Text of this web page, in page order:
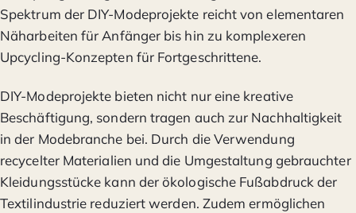
Spektrum der DIY-Modeprojekte reicht von elementaren
Näharbeiten für Anfänger bis hin zu komplexeren
Upcycling-Konzepten für Fortgeschrittene.
DIY-Modeprojekte bieten nicht nur eine kreative
Beschäftigung, sondern tragen auch zur Nachhaltigkeit
in der Modebranche bei. Durch die Verwendung
recycelter Materialien und die Umgestaltung gebrauchter
Kleidungsstücke kann der ökologische Fußabdruck der
Textilindustrie reduziert werden. Zudem ermöglichen